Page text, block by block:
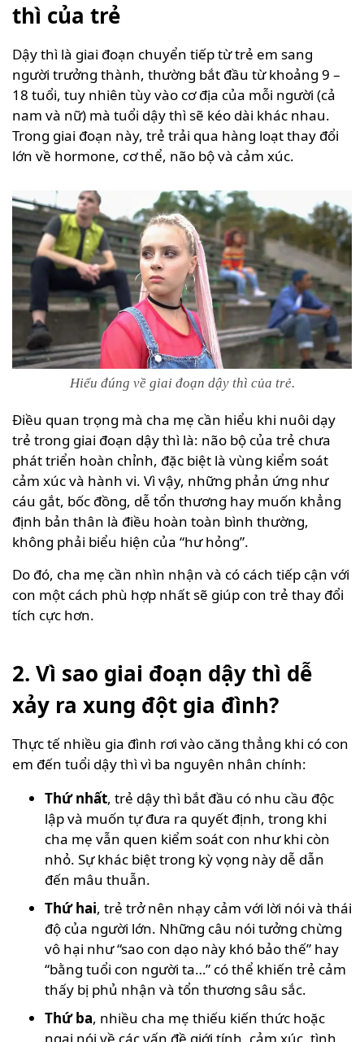
thì của trẻ
Dậy thì là giai đoạn chuyển tiếp từ trẻ em sang
người trưởng thành, thường bắt đầu từ khoảng 9 –
18 tuổi, tuy nhiên tùy vào cơ địa của mỗi người (cả
nam và nữ) mà tuổi dậy thì sẽ kéo dài khác nhau.
Trong giai đoạn này, trẻ trải qua hàng loạt thay đổi
lớn về hormone, cơ thể, não bộ và cảm xúc.
Hiểu đúng về giai đoạn dậy thì của trẻ.
Điều quan trọng mà cha mẹ cần hiểu khi nuôi dạy
trẻ trong giai đoạn dậy thì là: não bộ của trẻ chưa
phát triển hoàn chỉnh, đặc biệt là vùng kiểm soát
cảm xúc và hành vi. Vì vậy, những phản ứng như
cáu gắt, bốc đồng, dễ tổn thương hay muốn khẳng
định bản thân là điều hoàn toàn bình thường,
không phải biểu hiện của “hư hỏng”.
Do đó, cha mẹ cần nhìn nhận và có cách tiếp cận với
con một cách phù hợp nhất sẽ giúp con trẻ thay đổi
tích cực hơn.
2. Vì sao giai đoạn dậy thì dễ
xảy ra xung đột gia đình?
Thực tế nhiều gia đình rơi vào căng thẳng khi có con
em đến tuổi dậy thì vì ba nguyên nhân chính:
Thứ nhất, trẻ dậy thì bắt đầu có nhu cầu độc
lập và muốn tự đưa ra quyết định, trong khi
cha mẹ vẫn quen kiểm soát con như khi còn
nhỏ. Sự khác biệt trong kỳ vọng này dễ dẫn
đến mâu thuẫn.
Thứ hai, trẻ trở nên nhạy cảm với lời nói và thái
độ của người lớn. Những câu nói tưởng chừng
vô hại như “sao con dạo này khó bảo thế” hay
“bằng tuổi con người ta…” có thể khiến trẻ cảm
thấy bị phủ nhận và tổn thương sâu sắc.
Thứ ba, nhiều cha mẹ thiếu kiến thức hoặc